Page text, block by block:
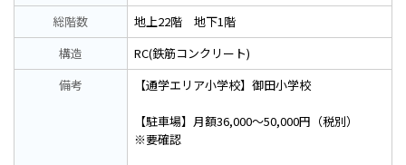
総階数
地上22階 地下1階
構造
RC(鉄筋コンクリート)
備考
【通学エリア小学校】御田小学校
【駐車場】月額36,000～50,000円（税別）
※要確認